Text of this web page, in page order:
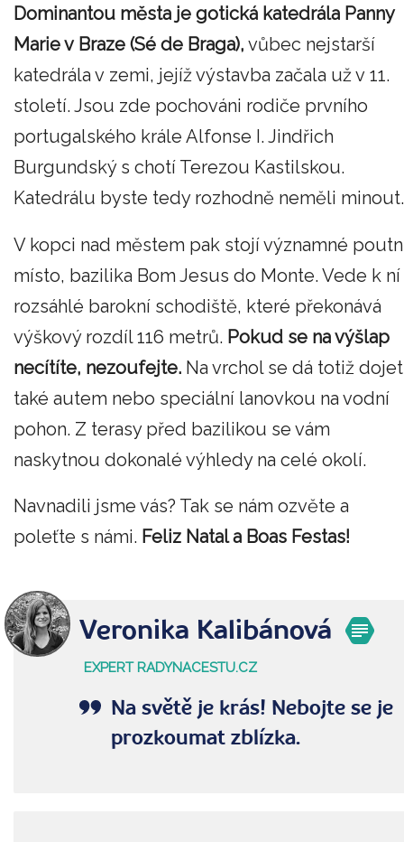
Dominantou města je gotická katedrála Panny
Marie v Braze (Sé de Braga), vůbec nejstarší
katedrála v zemi, jejíž výstavba začala už v 11.
století. Jsou zde pochováni rodiče prvního
portugalského krále Alfonse I. Jindřich
Burgundský s chotí Terezou Kastilskou.
Katedrálu byste tedy rozhodně neměli minout.
V kopci nad městem pak stojí významné
místo, bazilika Bom Jesus do Monte. Vede k ní
rozsáhlé barokní schodiště, které překonává
výškový rozdíl 116 metrů. Pokud se na výšlap
necítíte, nezoufejte. Na vrchol se dá totiž dojet
také autem nebo speciální lanovkou na vodní
pohon. Z terasy před bazilikou se vám
naskytnou dokonalé výhledy na celé okolí.
Navnadili jsme vás? Tak se nám ozvěte a
poleťte s námi. Feliz Natal a Boas Festas!
Veronika Kalibánová
EXPERT RADYNACESTU.CZ
Na světě je krás! Nebojte se je
prozkoumat zblízka.